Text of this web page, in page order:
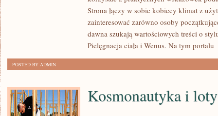
Strona łączy w sobie kobiecy klimat z
zainteresować zarówno osoby
dawna szukają wartościowych treści o
Pielęgnacja ciała i Wenus. Na tym portalu
POSTED BY ADMIN
Kosmonautyka i